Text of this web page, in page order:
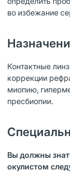
во избежание
Контактные
коррекции
миопию,
пресбиопии.
Вы должны
окулистом